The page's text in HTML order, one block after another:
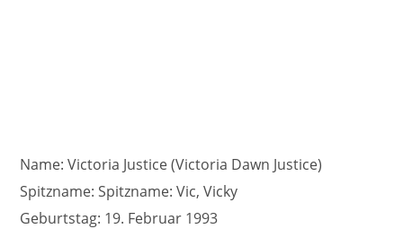
Name: Victoria Justice (Victoria Dawn Justice)
Spitzname: Spitzname: Vic, Vicky
Geburtstag: 19. Februar 1993